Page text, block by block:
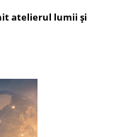
atelierul lumii și